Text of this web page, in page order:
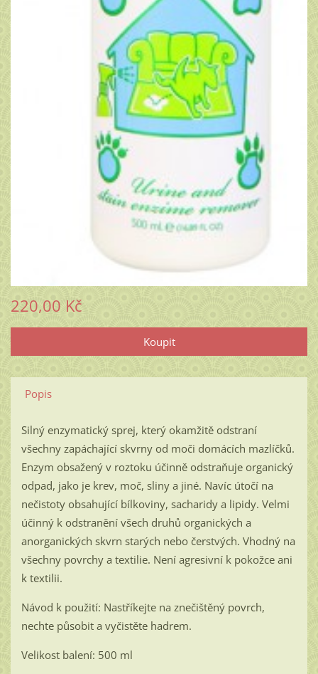
220,00 Kč
Popis
Silný enzymatický sprej, který okamžitě odstraní
všechny zapáchající skvrny od moči domácích mazlíčků.
Enzym obsažený v roztoku účinně odstraňuje organický
odpad, jako je krev, moč, sliny a jiné. Navíc útočí na
nečistoty obsahující bílkoviny, sacharidy a lipidy. Velmi
účinný k odstranění všech druhů organických a
anorganických skvrn starých nebo čerstvých. Vhodný na
všechny povrchy a textilie. Není agresivní k pokožce ani
k textilii.
Návod k použití: Nastříkejte na znečištěný povrch,
nechte působit a vyčistěte hadrem.
Velikost balení: 500 ml